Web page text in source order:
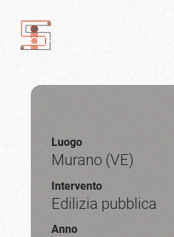
Luogo
Murano (VE)
Intervento
Edilizia pubblica
Anno